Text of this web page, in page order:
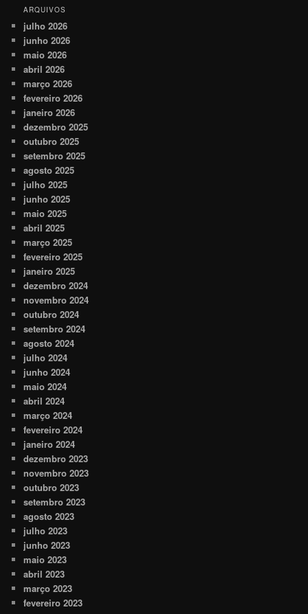
ARQUIVOS
julho 2026
junho 2026
maio 2026
abril 2026
março 2026
fevereiro 2026
janeiro 2026
dezembro 2025
outubro 2025
setembro 2025
agosto 2025
julho 2025
junho 2025
maio 2025
abril 2025
março 2025
fevereiro 2025
janeiro 2025
dezembro 2024
novembro 2024
outubro 2024
setembro 2024
agosto 2024
julho 2024
junho 2024
maio 2024
abril 2024
março 2024
fevereiro 2024
janeiro 2024
dezembro 2023
novembro 2023
outubro 2023
setembro 2023
agosto 2023
julho 2023
junho 2023
maio 2023
abril 2023
março 2023
fevereiro 2023